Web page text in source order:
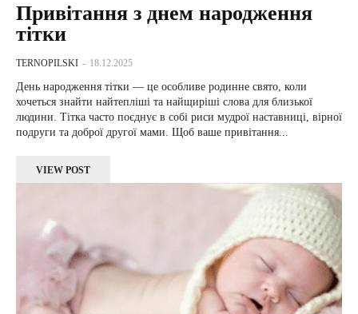
Привітання з днем народження
тітки
TERNOPILSKI - 18.12.2025
День народження тітки — це особливе родинне свято, коли
хочеться знайти найтепліші та найщиріші слова для близької
людини. Тітка часто поєднує в собі риси мудрої наставниці, вірної
подруги та доброї другої мами. Щоб ваше привітання...
VIEW POST